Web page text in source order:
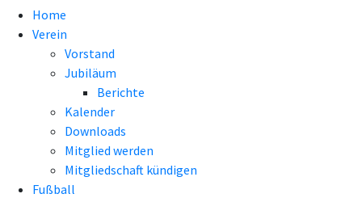
Home
Verein
Vorstand
Jubiläum
Berichte
Kalender
Downloads
Mitglied werden
Mitgliedschaft kündigen
Fußball